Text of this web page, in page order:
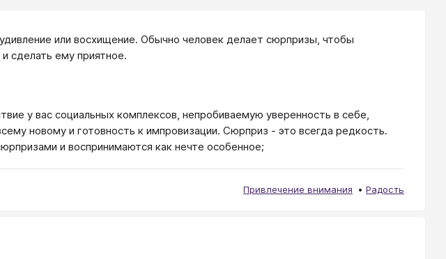
или восхищение. Обычно человек делает сюрпризы, чтобы
сделать ему приятное.
у вас социальных комплексов, непробиваемую уверенность в себе,
новому и готовность к импровизации. Сюрприз - это всегда редкость.
и воспринимаются как нечте особенное;
Привлечение внимания Радость